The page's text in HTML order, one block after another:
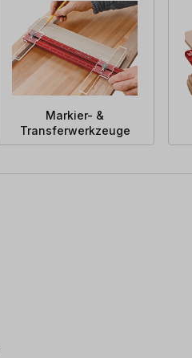
Markier- &
Transferwerkzeuge